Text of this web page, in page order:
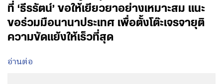
ที่ ‘ธีรรัตน์’ ขอให้เยียวยาอย่างเหมาะสม แนะ
ขอร่วมมือนานาประเทศ เพื่อตั้งโต๊ะเจรจายุติ
ความขัดแย้งให้เร็วที่สุด
อ่านต่อ